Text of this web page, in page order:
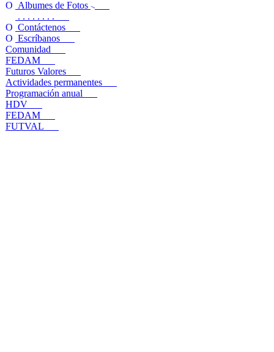
Albumes de Fotos
. . . . . . . .
Contáctenos
Escríbanos
Comunidad
FEDAM
Futuros Valores
Actividades permanentes
Programación anual
HDV
FEDAM
FUTVAL